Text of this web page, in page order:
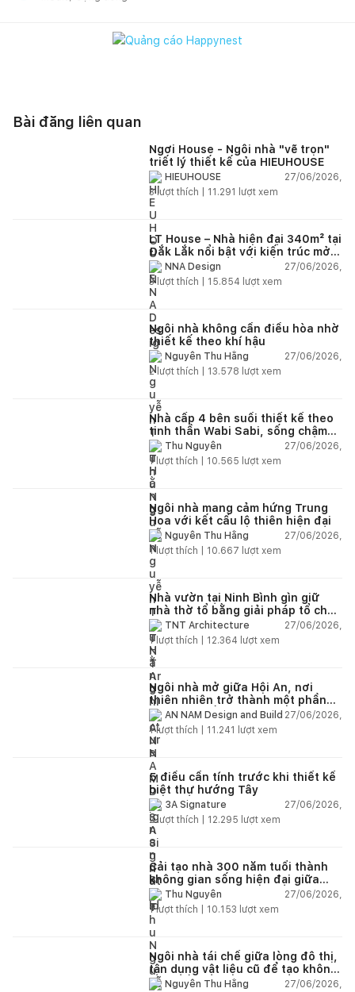
Bài đăng liên quan
Ngơi House - Ngôi nhà "vẽ trọn"
triết lý thiết kế của HIEUHOUSE
HIEUHOUSE
27/06/2026,
3lượt thích | 11.291 lượt xem
LT House – Nhà hiện đại 340m² tại
Đắk Lắk nổi bật với kiến trúc mở
và hệ sân vườn kết nối thiên
nhiên
NNA Design
27/06/2026,
3lượt thích | 15.854 lượt xem
Ngôi nhà không cần điều hòa nhờ
thiết kế theo khí hậu
Nguyễn Thu Hằng
27/06/2026,
2lượt thích | 13.578 lượt xem
Nhà cấp 4 bên suối thiết kế theo
tinh thần Wabi Sabi, sống chậm
giữa thiên nhiên
Thu Nguyễn
27/06/2026,
1lượt thích | 10.565 lượt xem
Ngôi nhà mang cảm hứng Trung
Hoa với kết cấu lộ thiên hiện đại
Nguyễn Thu Hằng
27/06/2026,
1lượt thích | 10.667 lượt xem
Nhà vườn tại Ninh Bình gìn giữ
nhà thờ tổ bằng giải pháp tổ chức
lại không gian
TNT Architecture
27/06/2026,
1lượt thích | 12.364 lượt xem
Ngôi nhà mở giữa Hội An, nơi
thiên nhiên trở thành một phần
của cuộc sống
AN NAM Design and Build 27/06/2026,
1lượt thích | 11.241 lượt xem
5 điều cần tính trước khi thiết kế
biệt thự hướng Tây
3A Signature
27/06/2026,
2lượt thích | 12.295 lượt xem
Cải tạo nhà 300 năm tuổi thành
không gian sống hiện đại giữa
thiên nhiên
Thu Nguyễn
27/06/2026,
1lượt thích | 10.153 lượt xem
Ngôi nhà tái chế giữa lòng đô thị,
tận dụng vật liệu cũ để tạo không
gian sống linh hoạt
Nguyễn Thu Hằng
27/06/2026,